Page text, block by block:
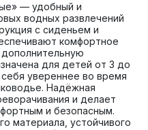
— удобный и
водных развлечений
с сиденьем и
комфортное
для детей от 3 до
увереннее во время
Надёжная
и делает
и безопасным.
материала, устойчивого